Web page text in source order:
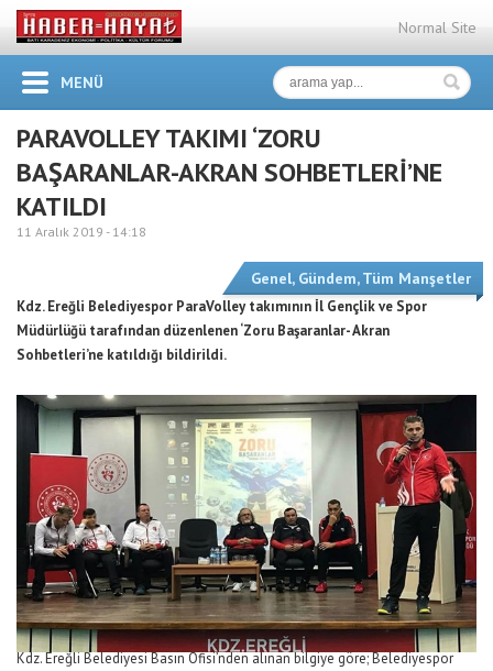
Normal Site
MENÜ
PARAVOLLEY TAKIMI ‘ZORU
BAŞARANLAR-AKRAN SOHBETLERİ’NE
KATILDI
11 Aralık 2019 - 14:18
Genel, Gündem,Tüm Manşetler
Kdz. Ereğli Belediyespor ParaVolley takımının İl Gençlik ve Spor
Müdürlüğü tarafından düzenlenen ‘Zoru Başaranlar- Akran
Sohbetleri’ne katıldığı bildirildi.
Kdz. Ereğli Belediyesi Basın Ofisi’nden alınan bilgiye göre; Belediyespor